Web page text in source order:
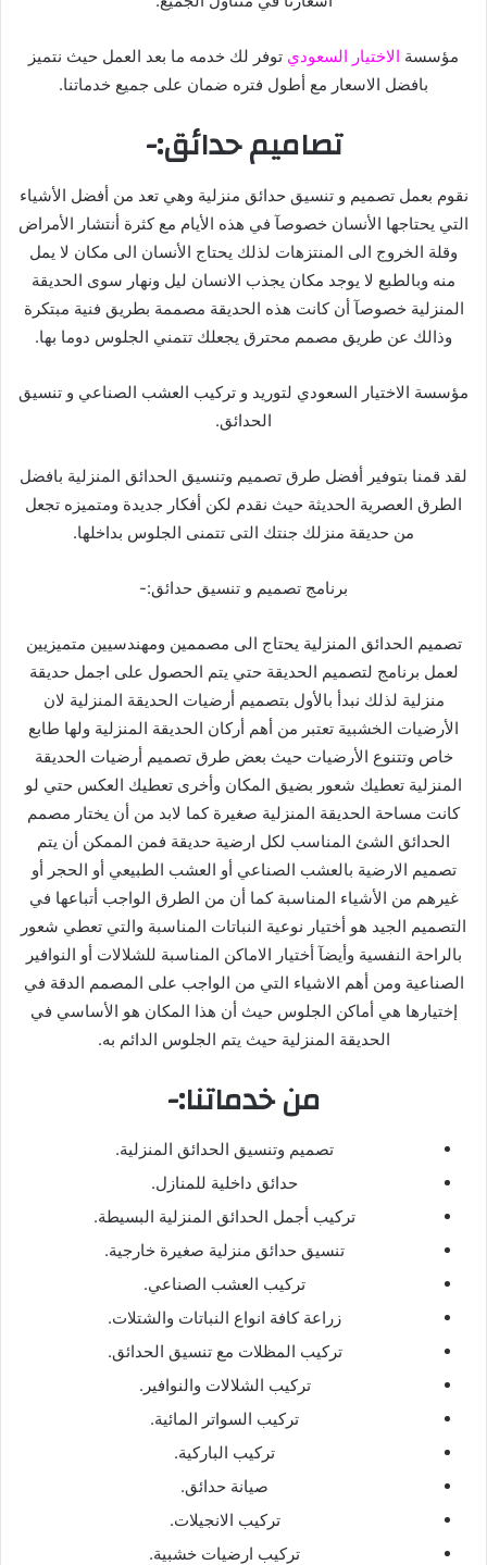
مؤسسة الاختيار السعودي توفر لك خدمه ما بعد العمل حيث نتميز
بافضل الاسعار مع أطول فتره ضمان على جميع خدماتنا.
تصاميم حدائق:-
نقوم بعمل تصميم و تنسيق حدائق منزلية وهي تعد من أفضل الأشياء
التي يحتاجها الأنسان خصوصآ في هذه الأيام مع كثرة أنتشار الأمراض
وقلة الخروج الى المنتزهات لذلك يحتاج الأنسان الى مكان لا يمل
منه وبالطبع لا يوجد مكان يجذب الانسان ليل ونهار سوى الحديقة
المنزلية خصوصآ أن كانت هذه الحديقة مصممة بطريق فنية مبتكرة
وذالك عن طريق مصمم محترق يجعلك تتمني الجلوس دوما بها.
مؤسسة الاختيار السعودي لتوريد و تركيب العشب الصناعي و تنسيق
الحدائق.
لقد قمنا بتوفير أفضل طرق تصميم وتنسيق الحدائق المنزلية بافضل
الطرق العصرية الحديثة حيث نقدم لكن أفكار جديدة ومتميزه تجعل
من حديقة منزلك جنتك التى تتمنى الجلوس بداخلها.
برنامج تصميم و تنسيق حدائق:-
تصميم الحدائق المنزلية يحتاج الى مصممين ومهندسيين متميزيين
لعمل برنامج لتصميم الحديقة حتي يتم الحصول على اجمل حديقة
منزلية لذلك نبدأ بالأول بتصميم أرضيات الحديقة المنزلية لان
الأرضيات الخشبية تعتبر من أهم أركان الحديقة المنزلية ولها طابع
خاص وتتنوع الأرضيات حيث بعض طرق تصميم أرضيات الحديقة
المنزلية تعطيك شعور بضيق المكان وأخرى تعطيك العكس حتي لو
كانت مساحة الحديقة المنزلية صغيرة كما لابد من أن يختار مصمم
الحدائق الشئ المناسب لكل ارضية حديقة فمن الممكن أن يتم
تصميم الارضية بالعشب الصناعي أو العشب الطبيعي أو الحجر أو
غيرهم من الأشياء المناسبة كما أن من الطرق الواجب أتباعها في
التصميم الجيد هو أختيار نوعية النباتات المناسبة والتي تعطي شعور
بالراحة النفسية وأيضآ أختيار الاماكن المناسبة للشلالات أو النوافير
الصناعية ومن أهم الاشياء التي من الواجب على المصمم الدقة في
إختيارها هي أماكن الجلوس حيث أن هذا المكان هو الأساسي في
الحديقة المنزلية حيث يتم الجلوس الدائم به.
من خدماتنا:-
تصميم وتنسيق الحدائق المنزلية.
حدائق داخلية للمنازل.
تركيب أجمل الحدائق المنزلية البسيطة.
تنسيق حدائق منزلية صغيرة خارجية.
تركيب العشب الصناعي.
زراعة كافة انواع النباتات والشتلات.
تركيب المظلات مع تنسيق الحدائق.
تركيب الشلالات والنوافير.
تركيب السواتر المائية.
تركيب الباركية.
صيانة حدائق.
تركيب الانجيلات.
تركيب ارضيات خشبية.